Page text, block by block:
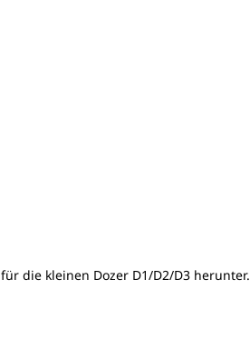
für die kleinen Dozer D1/D2/D3 herunter.